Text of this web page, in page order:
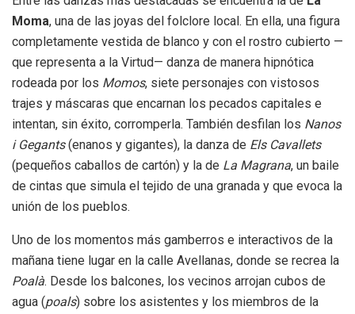
Moma, una de las joyas del folclore local. En ella, una figura
completamente vestida de blanco y con el rostro cubierto —
que representa a la Virtud— danza de manera hipnótica
rodeada por los Momos, siete personajes con vistosos
trajes y máscaras que encarnan los pecados capitales e
intentan, sin éxito, corromperla. También desfilan los Nanos
i Gegants(enanos y gigantes), la danza de Els Cavallets
(pequeños caballos de cartón) y la de La Magrana, un baile
de cintas que simula el tejido de una granada y que evoca la
unión de los pueblos.
Uno de los momentos más gamberros e interactivos de la
mañana tiene lugar en la calle Avellanas, donde se recrea la
Poalà. Desde los balcones, los vecinos arrojan cubos de
agua (poals) sobre los asistentes y los miembros de la